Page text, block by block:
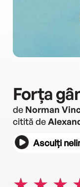
Forța
de Norman
citită de
Asculți